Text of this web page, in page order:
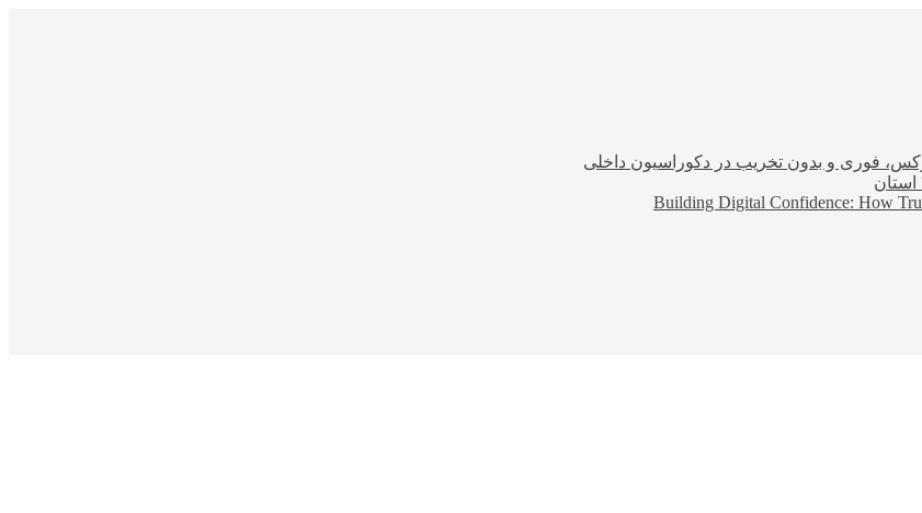
فوری و بدون تخریب در دکوراسیون داخلی
Building Digital Confidence: How